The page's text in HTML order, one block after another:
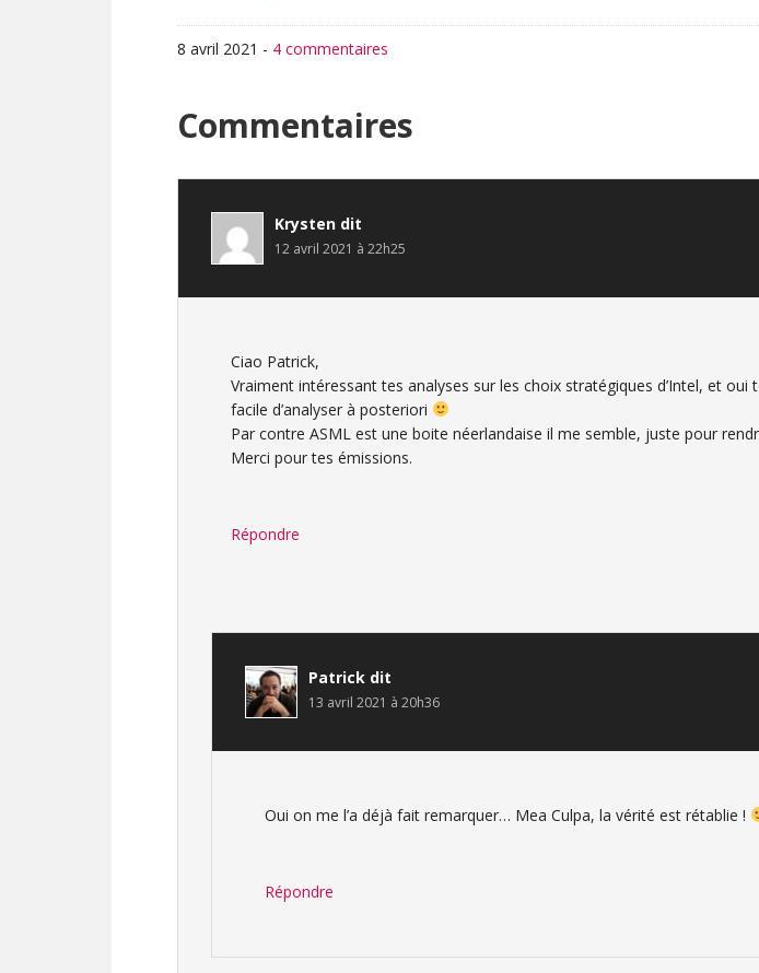
8 avril 2021 - 4 commentaires
Interactions
du
lecteur
Commentaires
Krysten dit
12 avril 2021 à 22h25
Ciao Patrick,
Vraiment intéressant tes analyses sur les choix stratégiques d’Intel, et oui
facile d’analyser à posteriori
Par contre ASML est une boite néerlandaise il me semble, juste pour
Merci pour tes émissions.
Répondre
Patrick dit
13 avril 2021 à 20h36
Oui on me l’a déjà fait remarquer… Mea Culpa, la vérité est rétablie !
Répondre